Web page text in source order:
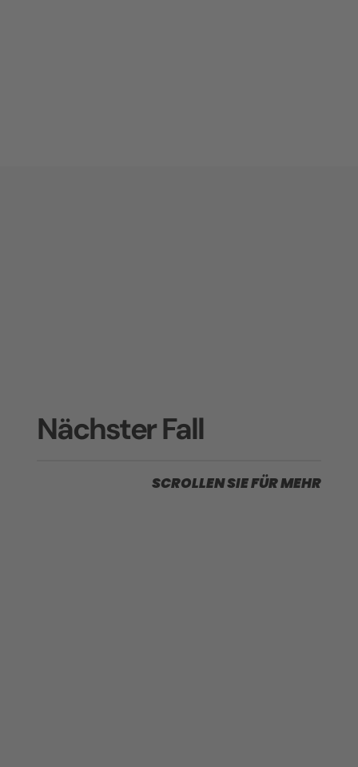
Nächster Fall
SCROLLEN SIE FÜR MEHR